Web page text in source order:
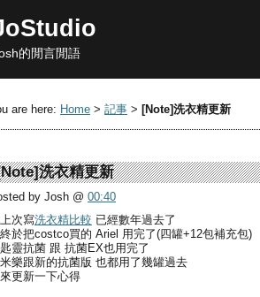
的閒言閒語
are here: Home > 記事 > [Note]洗衣精更新
洗衣精更新
by Josh @ 00:40
次寫洗衣精比較 已經數年過去了
於把costco買的 Ariel 用完了(四罐+12包補充包)
靈抗菌 跟 抗菌EX也用完了
樂跟新的抗菌版 也都用了幾罐過去
更新一下心得